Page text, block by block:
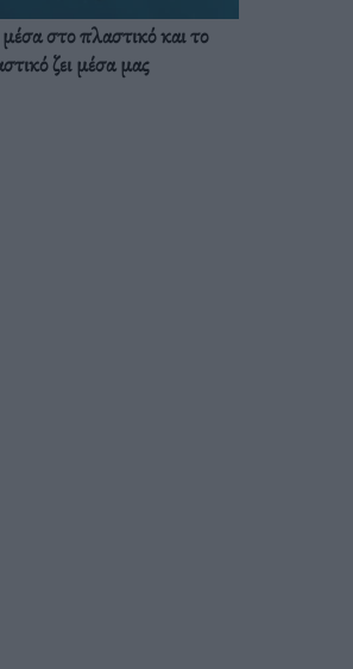
στο πλαστικό και το
ζει μέσα μας